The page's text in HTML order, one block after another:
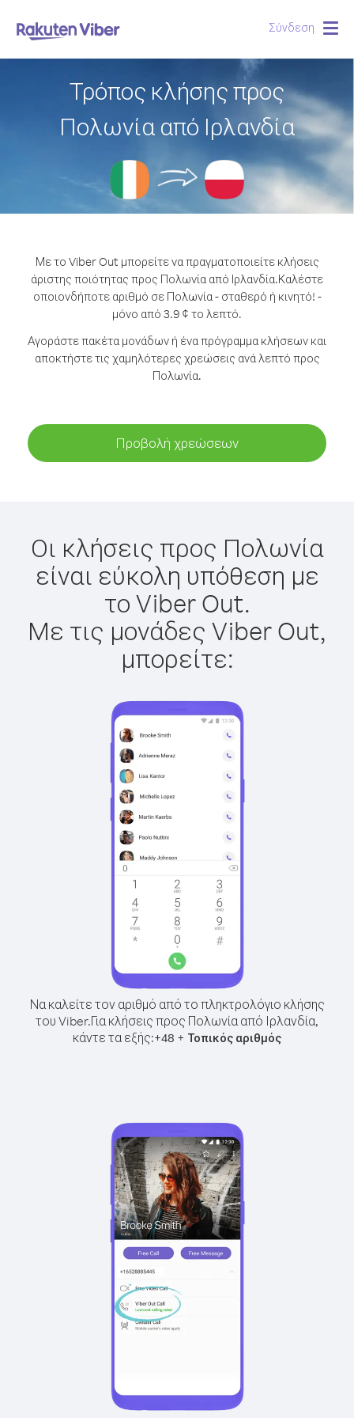
Σύνδεση
Τρόπος κλήσης προς
Πολωνία από Ιρλανδία
Με το Viber Out μπορείτε να πραγματοποιείτε κλήσεις
άριστης ποιότητας προς Πολωνία από Ιρλανδία.Καλέστε
οποιονδήποτε αριθμό σε Πολωνία - σταθερό ή κινητό! -
μόνο από 3.9 ¢ το λεπτό.
Αγοράστε πακέτα μονάδων ή ένα πρόγραμμα κλήσεων και
αποκτήστε τις χαμηλότερες χρεώσεις ανά λεπτό προς
Πολωνία.
Προβολή χρεώσεων
Οι κλήσεις προς Πολωνία
είναι εύκολη υπόθεση με
το Viber Out.
Με τις μονάδες Viber Out,
μπορείτε:
Να καλείτε τον αριθμό από το πληκτρολόγιο κλήσης
του Viber.Για κλήσεις προς Πολωνία από Ιρλανδία,
κάντε τα εξής:+48 + Τοπικός αριθμός